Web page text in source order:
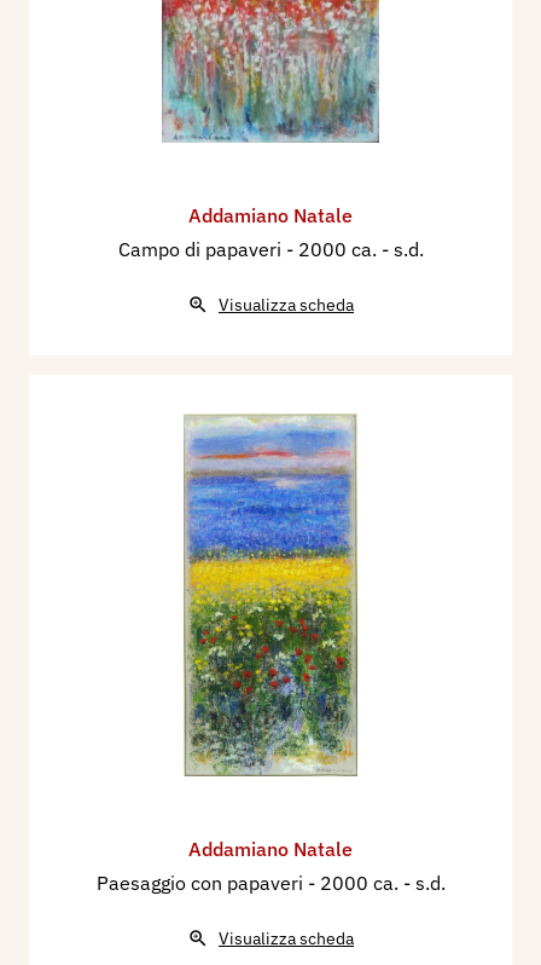
Addamiano Natale
Campo di papaveri - 2000 ca. - s.d.
Visualizza scheda
Addamiano Natale
Paesaggio con papaveri - 2000 ca. - s.d.
Visualizza scheda